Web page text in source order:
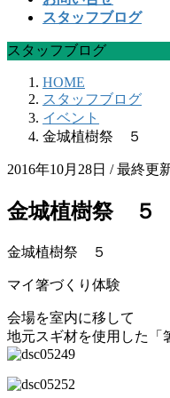
スタッフブログ
スタッフブログ
HOME
スタッフブログ
イベント
金城植樹祭 ５
2016年10月28日 / 最終更
金城植樹祭 ５
金城植樹祭 ５
マイ箸づくり体験
会場を室内に移して
地元スギ材を使用した「